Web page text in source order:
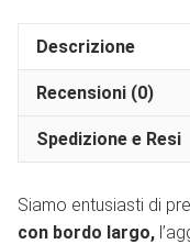
Descrizione
Recensioni (0)
Spedizione e Resi
Siamo entusiasti di
con bordo largo,